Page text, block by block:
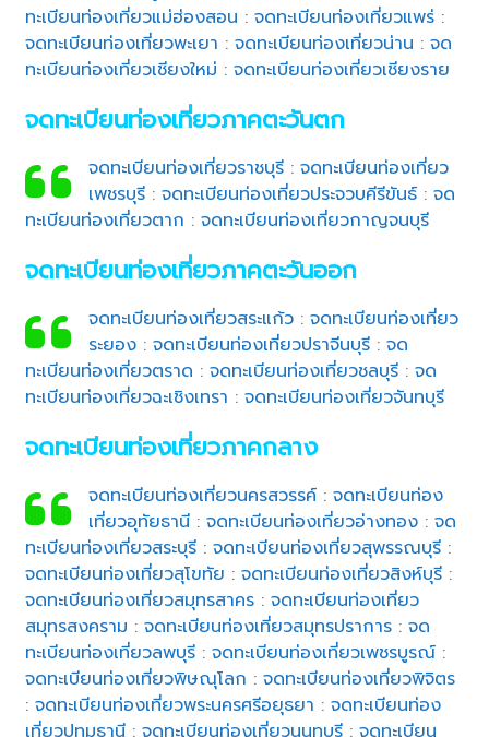
ทะเบียนท่องเที่ยวแม่ฮ่องสอน :จดทะเบียนท่องเที่ยวแพร่ :
จดทะเบียนท่องเที่ยวพะเยา :จดทะเบียนท่องเที่ยวน่าน :จด
ทะเบียนท่องเที่ยวเชียงใหม่ :จดทะเบียนท่องเที่ยวเชียงราย
จดทะเบียนท่องเที่ยวภาคตะวันตก
จดทะเบียนท่องเที่ยวราชบุรี: จดทะเบียนท่องเที่ยว
เพชรบุรี: จดทะเบียนท่องเที่ยวประจวบคีรีขันธ์: จด
ทะเบียนท่องเที่ยวตาก :จดทะเบียนท่องเที่ยวกาญจนบุรี
จดทะเบียนท่องเที่ยวภาคตะวันออก
จดทะเบียนท่องเที่ยวสระแก้ว: จดทะเบียนท่องเที่ยว
ระยอง: จดทะเบียนท่องเที่ยวปราจีนบุรี: จด
ทะเบียนท่องเที่ยวตราด :จดทะเบียนท่องเที่ยวชลบุรี :จด
ทะเบียนท่องเที่ยวฉะเชิงเทรา :จดทะเบียนท่องเที่ยวจันทบุรี
จดทะเบียนท่องเที่ยวภาคกลาง
จดทะเบียนท่องเที่ยวนครสวรรค์: จดทะเบียนท่อง
เที่ยวอุทัยธานี: จดทะเบียนท่องเที่ยวอ่างทอง: จด
ทะเบียนท่องเที่ยวสระบุรี :จดทะเบียนท่องเที่ยวสุพรรณบุรี :
จดทะเบียนท่องเที่ยวสุโขทัย :จดทะเบียนท่องเที่ยวสิงห์บุรี :
จดทะเบียนท่องเที่ยวสมุทรสาคร :จดทะเบียนท่องเที่ยว
สมุทรสงคราม :จดทะเบียนท่องเที่ยวสมุทรปราการ :จด
ทะเบียนท่องเที่ยวลพบุรี :จดทะเบียนท่องเที่ยวเพชรบูรณ์ :
จดทะเบียนท่องเที่ยวพิษณุโลก :จดทะเบียนท่องเที่ยวพิจิตร
:จดทะเบียนท่องเที่ยวพระนครศรีอยุธยา :จดทะเบียนท่อง
เที่ยวปทุมธานี :จดทะเบียนท่องเที่ยวนนทบุรี :จดทะเบียน